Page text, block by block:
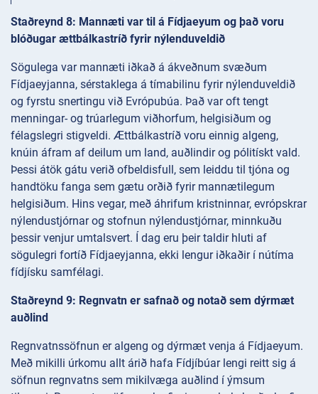
Staðreynd 8: Mannæti var til á Fídjaeyum og það voru
blóðugar ættbálkastríð fyrir nýlenduveldið
Sögulega var mannæti iðkað á ákveðnum svæðum
Fídjaeyjanna, sérstaklega á tímabilinu fyrir nýlenduveldið
og fyrstu snertingu við Evrópubúa. Það var oft tengt
menningar- og trúarlegum viðhorfum, helgisiðum og
félagslegri stigveldi. Ættbálkastríð voru einnig algeng,
knúin áfram af deilum um land, auðlindir og pólitískt vald.
Þessi átök gátu verið ofbeldisfull, sem leiddu til tjóna og
handtöku fanga sem gætu orðið fyrir mannætilegum
helgisiðum. Hins vegar, með áhrifum kristninnar, evrópskrar
nýlendustjórnar og stofnun nýlendustjórnar, minnkuðu
þessir venjur umtalsvert. Í dag eru þeir taldir hluti af
sögulegri fortíð Fídjaeyjanna, ekki lengur iðkaðir í nútíma
fídjísku samfélagi.
Staðreynd 9: Regnvatn er safnað og notað sem dýrmæt
auðlind
Regnvatnssöfnun er algeng og dýrmæt venja á Fídjaeyum.
Með mikilli úrkomu allt árið hafa Fídjíbúar lengi reitt sig á
söfnun regnvatns sem mikilvæga auðlind í ýmsum